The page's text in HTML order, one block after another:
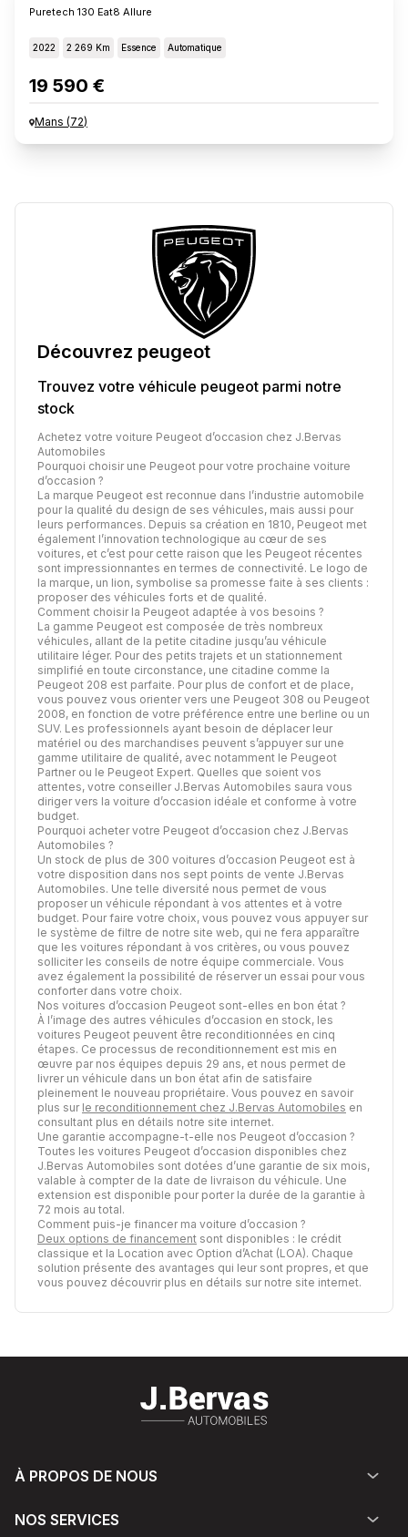
Puretech 130 Eat8 Allure
2022 2 269 Km Essence Automatique
19 590 €
Mans (72)
Découvrez peugeot
Trouvez votre véhicule peugeot parmi notre
stock
Achetez votre voiture Peugeot d’occasion chez J.Bervas
Automobiles
Pourquoi choisir une Peugeot pour votre prochaine voiture
d’occasion ?
La marque Peugeot est reconnue dans l’industrie automobile
pour la qualité du design de ses véhicules, mais aussi pour
leurs performances. Depuis sa création en 1810, Peugeot met
également l’innovation technologique au cœur de ses
voitures, et c’est pour cette raison que les Peugeot récentes
sont impressionnantes en termes de connectivité. Le logo de
la marque, un lion, symbolise sa promesse faite à ses clients :
proposer des véhicules forts et de qualité.
Comment choisir la Peugeot adaptée à vos besoins ?
La gamme Peugeot est composée de très nombreux
véhicules, allant de la petite citadine jusqu’au véhicule
utilitaire léger. Pour des petits trajets et un stationnement
simplifié en toute circonstance, une citadine comme la
Peugeot 208 est parfaite. Pour plus de confort et de place,
vous pouvez vous orienter vers une Peugeot 308 ou Peugeot
2008, en fonction de votre préférence entre une berline ou un
SUV. Les professionnels ayant besoin de déplacer leur
matériel ou des marchandises peuvent s’appuyer sur une
gamme utilitaire de qualité, avec notamment le Peugeot
Partner ou le Peugeot Expert. Quelles que soient vos
attentes, votre conseiller J.Bervas Automobiles saura vous
diriger vers la voiture d’occasion idéale et conforme à votre
budget.
Pourquoi acheter votre Peugeot d’occasion chez J.Bervas
Automobiles ?
Un stock de plus de 300 voitures d’occasion Peugeot est à
votre disposition dans nos sept points de vente J.Bervas
Automobiles. Une telle diversité nous permet de vous
proposer un véhicule répondant à vos attentes et à votre
budget. Pour faire votre choix, vous pouvez vous appuyer sur
le système de filtre de notre site web, qui ne fera apparaître
que les voitures répondant à vos critères, ou vous pouvez
solliciter les conseils de notre équipe commerciale. Vous
avez également la possibilité de réserver un essai pour vous
conforter dans votre choix.
Nos voitures d’occasion Peugeot sont-elles en bon état ?
À l’image des autres véhicules d’occasion en stock, les
voitures Peugeot peuvent être reconditionnées en cinq
étapes. Ce processus de reconditionnement est mis en
œuvre par nos équipes depuis 29 ans, et nous permet de
livrer un véhicule dans un bon état afin de satisfaire
pleinement le nouveau propriétaire. Vous pouvez en savoir
plus sur le reconditionnement chez J.Bervas Automobiles en
consultant plus en détails notre site internet.
Une garantie accompagne-t-elle nos Peugeot d’occasion ?
Toutes les voitures Peugeot d’occasion disponibles chez
J.Bervas Automobiles sont dotées d’une garantie de six mois,
valable à compter de la date de livraison du véhicule. Une
extension est disponible pour porter la durée de la garantie à
72 mois au total.
Comment puis-je financer ma voiture d’occasion ?
Deux options de financement sont disponibles : le crédit
classique et la Location avec Option d’Achat (LOA). Chaque
solution présente des avantages qui leur sont propres, et que
vous pouvez découvrir plus en détails sur notre site internet.
À PROPOS DE NOUS
NOS SERVICES